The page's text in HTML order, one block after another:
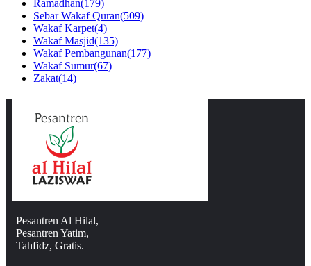
Ramadhan(179)
Sebar Wakaf Quran(509)
Wakaf Karpet(4)
Wakaf Masjid(135)
Wakaf Pembangunan(177)
Wakaf Sumur(67)
Zakat(14)
Pesantren Al Hilal,
Pesantren Yatim,
Tahfidz, Gratis.